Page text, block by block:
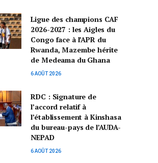
Ligue des champions CAF
2026-2027 : les Aigles du
Congo face à l’APR du
Rwanda, Mazembe hérite
de Medeama du Ghana
6 AOÛT 2026
RDC : Signature de
l’accord relatif à
l’établissement à Kinshasa
du bureau-pays de l’AUDA-
NEPAD
6 AOÛT 2026